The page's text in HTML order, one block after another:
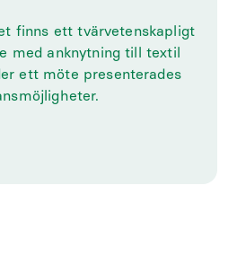
finns ett tvärvetenskapligt
med anknytning till textil
ett möte presenterades